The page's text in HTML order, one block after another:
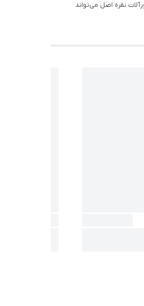
نقره اصل می‌تواند